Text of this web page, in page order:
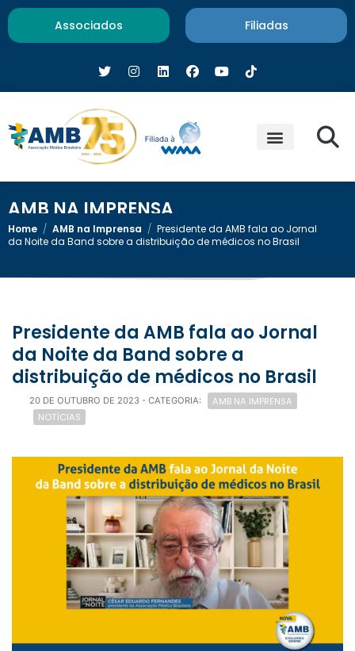
Associados Filiadas
AMB NA IMPRENSA
Home / AMB na Imprensa / Presidente da AMB fala ao Jornal
da Noite da Band sobre a distribuição de médicos no Brasil
Presidente da AMB fala ao Jornal
da Noite da Band sobre a
distribuição de médicos no Brasil
20 DE OUTUBRO DE 2023 - CATEGORIA:
AMB NA IMPRENSA
NOTÍCIAS